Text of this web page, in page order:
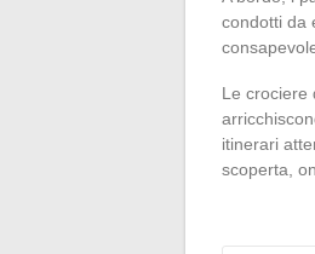
condotti da
Le crociere
itinerari
scoperta,